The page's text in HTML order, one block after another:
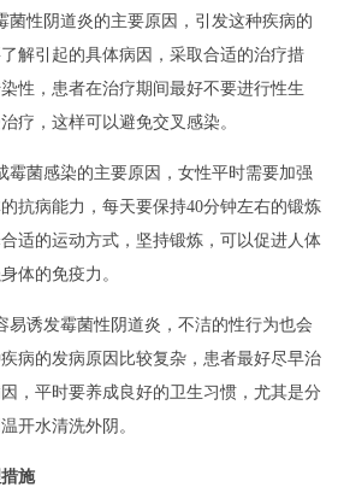
菌性阴道炎的主要原因，引发这种疾病的
解引起的具体病因，采取合适的治疗措
性，患者在治疗期间最好不要进行性生
疗，这样可以避免交叉感染。
霉菌感染的主要原因，女性平时需要加强
抗病能力，每天要保持40分钟左右的锻炼
适的运动方式，坚持锻炼，可以促进人体
体的免疫力。
易诱发霉菌性阴道炎，不洁的性行为也会
病的发病原因比较复杂，患者最好尽早治
，平时要养成良好的卫生习惯，尤其是分
开水清洗外阴。
施